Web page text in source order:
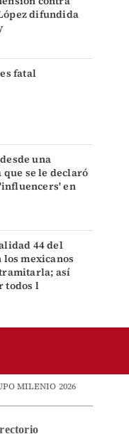
difundida
fatal
una
se le declaró
en
44 del
los mexicanos
así
todos l
MILENIO 2026